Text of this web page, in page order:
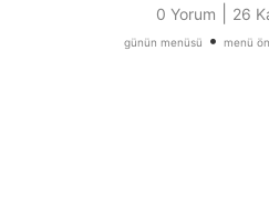
0 Yorum 26
günün menüsü • menü